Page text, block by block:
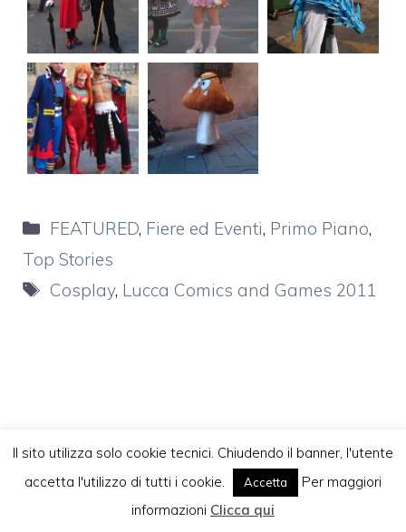
Categorie
FEATURED, Fiere ed Eventi, Primo Piano,
Top Stories
Tag
Cosplay, Lucca Comics and Games 2011
Ultimi Post
Il sito utilizza solo cookie tecnici. Chiudendo il banner, l'utente
accetta l'utilizzo di tutti i cookie.
Accetta
Per maggiori
informazioni Clicca qui
Vuoi pubblicare sul nostro network?